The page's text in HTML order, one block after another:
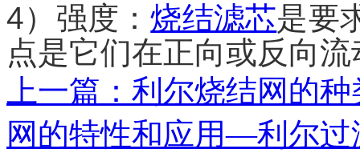
4）强度：烧结滤芯是要
点是它们在正向或反向
上一篇：利尔烧结网的
网的特性和应用—利尔过